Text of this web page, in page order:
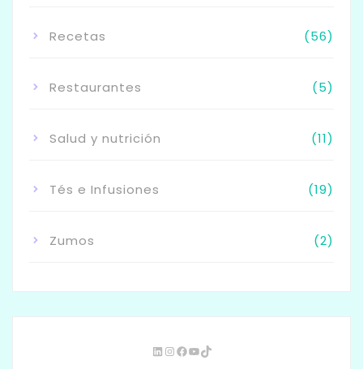
Recetas (56)
Restaurantes (5)
Salud y nutrición (11)
Tés e Infusiones (19)
Zumos (2)